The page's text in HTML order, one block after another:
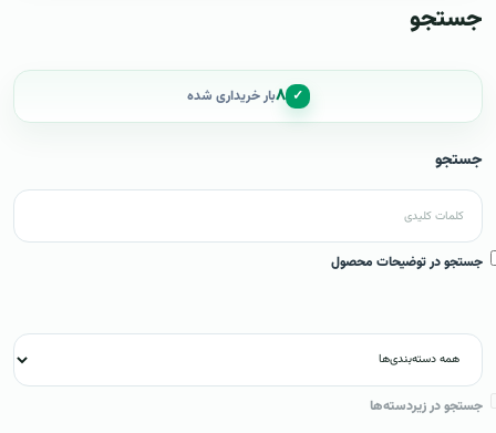
جستجو
✓ ۸بار خریداری شده
جستجو
جستجو در توضیحات محصول
جستجو در زیردسته‌ها